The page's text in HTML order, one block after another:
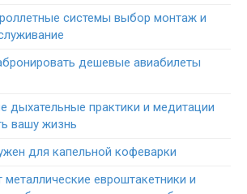
системы выбор монтаж и
дешевые авиабилеты
дыхательные практики и медитации
вашу жизнь
для капельной кофеварки
евроштакетники и